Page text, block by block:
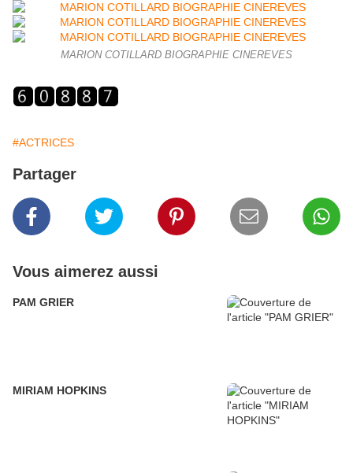
MARION COTILLARD BIOGRAPHIE CINEREVES
#ACTRICES
Partager
Vous aimerez aussi
PAM GRIER
MIRIAM HOPKINS